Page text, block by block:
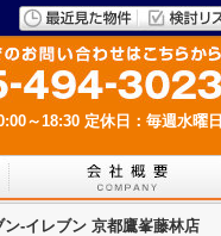
～18:30 定休日：毎週水曜日
ン-イレブン 京都鷹峯藤林店